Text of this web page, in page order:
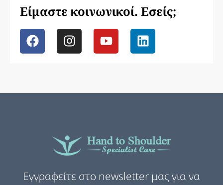
Είμαστε κοινωνικοί. Εσείς;
Εγγραφείτε στο newsletter μας για να